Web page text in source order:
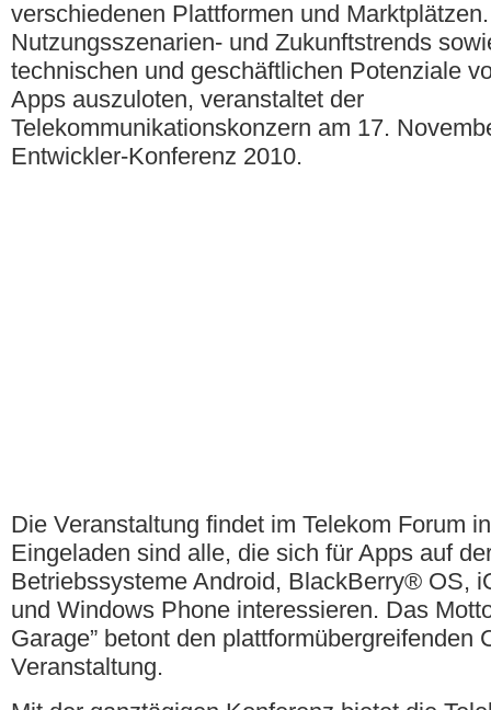
verschiedenen Plattformen und
Nutzungsszenarien- und Zukunftstrends
technischen und geschäftlichen Potenziale
Apps auszuloten, veranstaltet der
Telekommunikationskonzern am 17.
Entwickler-Konferenz 2010.
Die Veranstaltung findet im Telekom Forum
Eingeladen sind alle, die sich für Apps auf
Betriebssysteme Android, BlackBerry® OS,
und Windows Phone interessieren. Das
Garage” betont den plattformübergreifenden
Veranstaltung.